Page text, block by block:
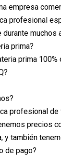
empresa
profesional
muchos
prima?
prima
profesional
precios
y también
de pago?